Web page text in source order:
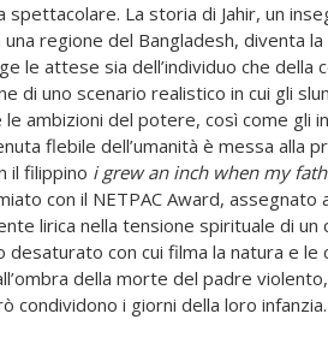
La storia di Jahir, un
regione del Bangladesh, diventa
le attese sia dell’individuo che della
di uno scenario realistico in cui gli
ambizioni del potere, così come gli
flebile dell’umanità è messa alla
il filippino i grew an inch when my
con il NETPAC Award, assegnato
lirica nella tensione spirituale di un
con cui filma la natura e le
della morte del padre
condividono i giorni della loro infanzia.